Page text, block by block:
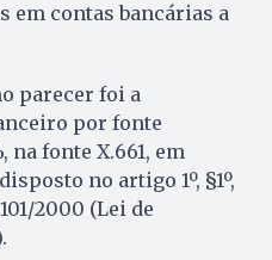
em contas bancárias a
parecer foi a
por fonte
na fonte X.661, em
no artigo 1º, §1º,
2000 (Lei de